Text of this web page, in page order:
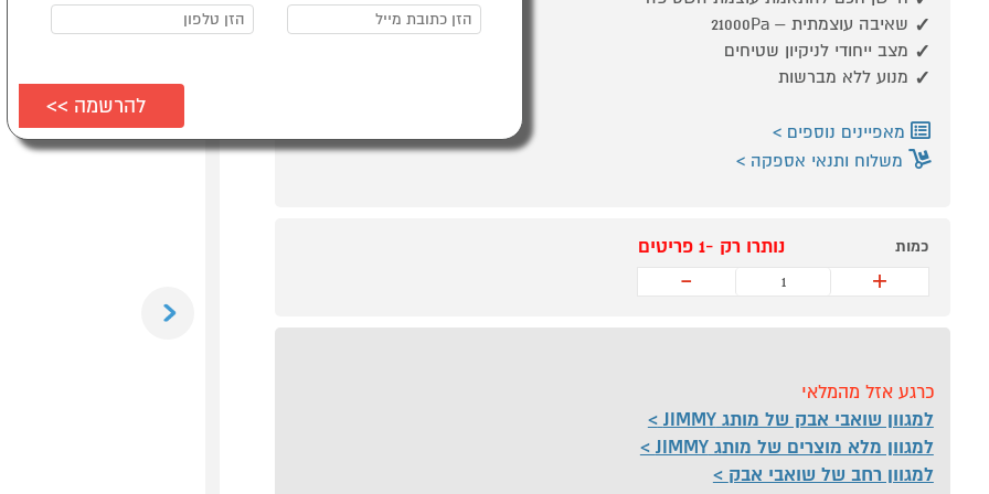
שאיבה עוצמתית – 21000Pa
מצב ייחודי לניקיון שטיחים
מנוע ללא מברשות
מאפיינים נוספים
משלוח ותנאי אספקה
כמות נותרו רק -1 פריטים
+
-
כרגע אזל מהמלאי
למגוון שואבי אבק של מותג JIMMY
למגוון מלא מוצרים של מותג JIMMY
למגוון רחב של שואבי אבק